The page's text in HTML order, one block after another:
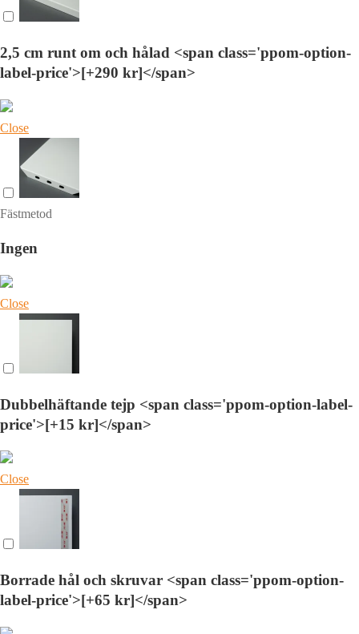
2,5 cm runt om och hålad <span class='ppom-option-
label-price'>[+290 kr]</span>
Close
Fästmetod
Ingen
Close
Dubbelhäftande tejp <span class='ppom-option-label-
price'>[+15 kr]</span>
Close
Borrade hål och skruvar <span class='ppom-option-
label-price'>[+65 kr]</span>